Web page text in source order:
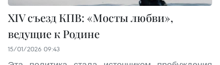
XIV съезд КПВ: «Мосты любви»,
ведущие к Родине
15/01/2026 09:43